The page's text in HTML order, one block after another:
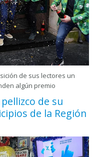
de sus lectores un
algún premio
de su
de la Región